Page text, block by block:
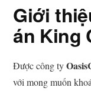
Giới
án King
Được công ty
với mong muốn